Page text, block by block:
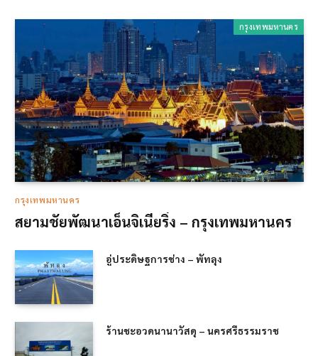
กรุงเทพมหานคร
กรุงเทพมหานคร
สยามชัยพัฒนาเอ็นจิเนียริ่ง – กรุงเทพมหานคร
อู่ประดิษฐการช่าง – พัทลุง
ร้านชะอวดนานาวัสดุ – นครศรีธรรมราช